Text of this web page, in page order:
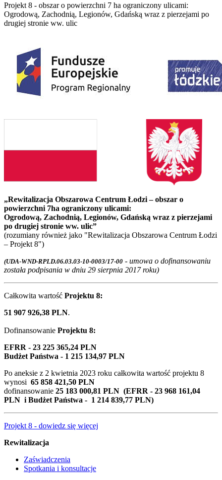
Projekt 8 - obszar o powierzchni 7 ha ograniczony ulicami:
Ogrodową, Zachodnią, Legionów, Gdańską wraz z pierzejami po
drugiej stronie ww. ulic
„Rewitalizacja Obszarowa Centrum Łodzi – obszar o
powierzchni 7ha ograniczony ulicami:
Ogrodową, Zachodnią, Legionów, Gdańską wraz z pierzejami
po drugiej stronie ww. ulic”
(rozumiany również jako "Rewitalizacja Obszarowa Centrum Łodzi
– Projekt 8")
(UDA-WND-RPLD.06.03.03-10-0003/17-00 - umowa o dofinansowaniu
została podpisania w dniu 29 sierpnia 2017 roku)
Całkowita wartość Projektu 8:
51 907 926,38 PLN.
Dofinansowanie Projektu 8:
EFRR - 23 225 365,24 PLN
Budżet Państwa - 1 215 134,97 PLN
Po aneksie z 2 kwietnia 2023 roku całkowita wartość projektu 8
wynosi 65 858 421,50 PLN
dofinansowanie 25 183 000,81 PLN (EFRR - 23 968 161,04
PLN i Budżet Państwa - 1 214 839,77 PLN)
Projekt 8 - dowiedz się więcej
Rewitalizacja
Zaświadczenia
Spotkania i konsultacje